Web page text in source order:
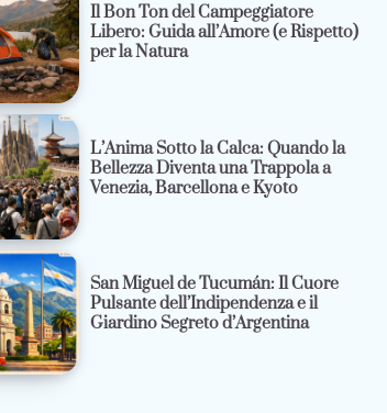
Il Bon Ton del Campeggiatore
Libero: Guida all’Amore (e Rispetto)
per la Natura
L’Anima Sotto la Calca: Quando la
Bellezza Diventa una Trappola a
Venezia, Barcellona e Kyoto
San Miguel de Tucumán: Il Cuore
Pulsante dell’Indipendenza e il
Giardino Segreto d’Argentina